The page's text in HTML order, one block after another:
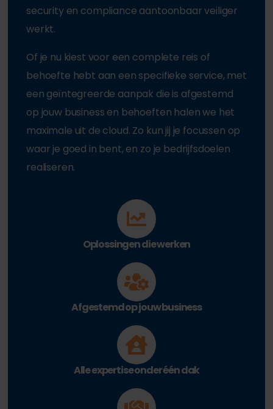
security en compliance aantoonbaar veiliger
werkt.
Of je nu kiest voor een complete reis of
behoefte hebt aan een specifieke service, met
een geïntegreerde aanpak die is afgestemd
op jouw business en behoeften halen we het
maximale uit de cloud. Zo kun jij je focussen op
waar je goed in bent, en zo je bedrijfsdoelen
realiseren.
Oplossingen die werken
Afgestemd op jouw business
Alle expertise onder één dak